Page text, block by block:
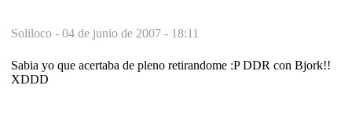
Soliloco - 04 de junio de 2007 - 18:11
Sabia yo que acertaba de pleno retirandome :P DDR con Bjork!!
XDDD